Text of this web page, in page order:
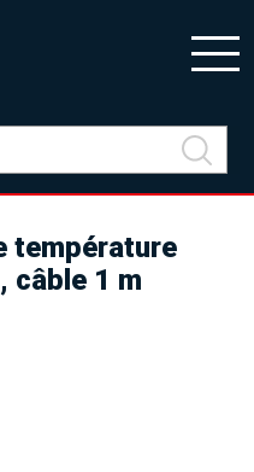
température
câble 1 m